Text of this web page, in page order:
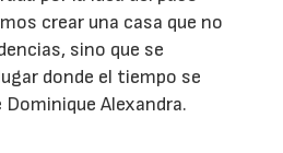
crear una casa que no
sino que se
donde el tiempo se
Alexandra.